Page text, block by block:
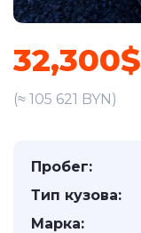
32,300$
(≈ 105 621 BYN)
Пробег:
Тип кузова:
Марка: